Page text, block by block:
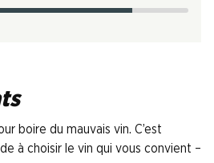
boire du mauvais vin. C’est
à choisir le vin qui vous convient –